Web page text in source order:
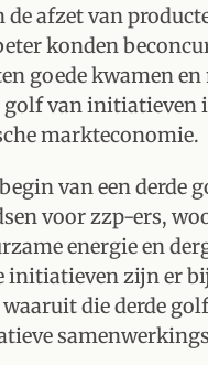
afzet van
konden
goede kwamen en
van initiatieven
markteconomie.
van een derde
voor zzp-ers,
energie en
initiatieven zijn er
die derde